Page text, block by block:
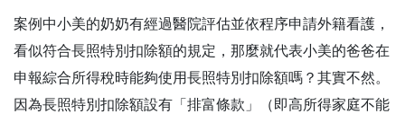
案例中小美的奶奶有經過醫院評估並依程序申請外籍看護，
看似符合長照特別扣除額的規定，那麼就代表小美的爸爸在
申報綜合所得稅時能夠使用長照特別扣除額嗎？其實不然。
因為長照特別扣除額設有「排富條款」（即高所得家庭不能